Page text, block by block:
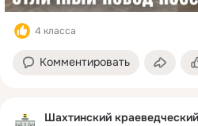
4 класса
Комментировать
Шахтинский